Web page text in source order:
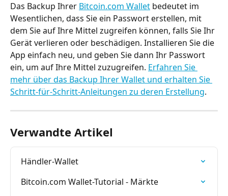
Das Backup Ihrer Bitcoin.com Wallet bedeutet im
Wesentlichen, dass Sie ein Passwort erstellen, mit
dem Sie auf Ihre Mittel zugreifen können, falls Sie Ihr
Gerät verlieren oder beschädigen. Installieren Sie die
App einfach neu, und geben Sie dann Ihr Passwort
ein, um auf Ihre Mittel zuzugreifen. Erfahren Sie
mehr über das Backup Ihrer Wallet und erhalten Sie
Schritt-für-Schritt-Anleitungen zu deren Erstellung.
Verwandte Artikel
Händler-Wallet
Bitcoin.com Wallet-Tutorial - Märkte